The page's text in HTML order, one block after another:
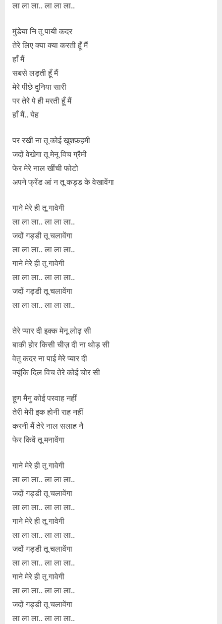
ला ला ला.. ला ला ला..
मुंडेया नि तू पायी कदर
तेरे लिए क्या क्या करती हूँ मैं
हाँ मैं
सबसे लड़ती हूँ मैं
मेरे पीछे दुनिया सारी
पर तेरे पे ही मरती हूँ मैं
हाँ मैं.. येह
पर रखीं ना तू कोई खुशफ़हमी
जदों वेखेगा तू मेनू विच ग्रैमी
फेर मेरे नाल खींची फोटो
अपने फ्रेंड आं न तू कड्ड के वेखावेंगा
गाने मेरे ही तू गावेगी
ला ला ला.. ला ला ला..
जदों गड्डी तू चलावेंगा
ला ला ला.. ला ला ला..
गाने मेरे ही तू गावेगी
ला ला ला.. ला ला ला..
जदों गड्डी तू चलावेंगा
ला ला ला.. ला ला ला..
तेरे प्यार दी इक्क मेनू लोढ़ सी
बाकी होर किसी चीज़ दी ना थोड़ सी
वेतु कदर ना पाई मेरे प्यार दी
क्यूंकि दिल विच तेरे कोई चोर सी
हूण मैनु कोई परवाह नहीं
तेरी मेरी इक होनी राह नहीं
करनी मैं तेरे नाल सलाह नै
फेर किवें तू मनावेंगा
गाने मेरे ही तू गावेगी
ला ला ला.. ला ला ला..
जदों गड्डी तू चलावेंगा
ला ला ला.. ला ला ला..
गाने मेरे ही तू गावेगी
ला ला ला.. ला ला ला..
जदों गड्डी तू चलावेंगा
ला ला ला.. ला ला ला..
गाने मेरे ही तू गावेगी
ला ला ला.. ला ला ला..
जदों गड्डी तू चलावेंगा
ला ला ला.. ला ला ला..